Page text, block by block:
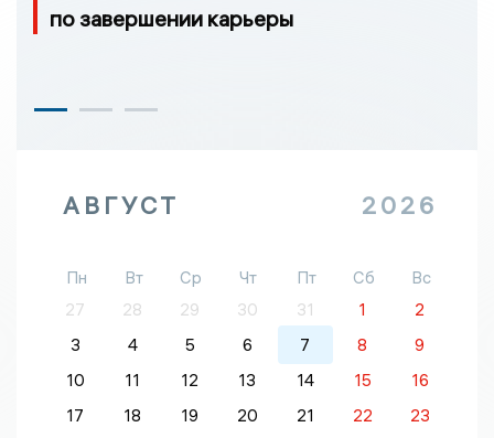
по завершении карьеры
АВГУСТ 2026
Пн Вт Ср Чт Пт Сб
Вс
27
28 29 30 31 1
2
3
4 5 6 7 8
9
10
11 12 13 14 15
16
17
18 19 20 21 22
23